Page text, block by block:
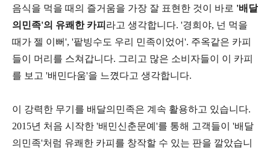
음식을 먹을 때의 즐거움을 가장 잘 표현한 것이 바로 '배달
의민족'의 유쾌한 카피 라고 생각합니다. '경희야, 넌 먹을
때가 젤 이뻐', '팥빙수도 우리 민족이었어'. 주옥같은 카피
들이 머리를 스쳐갑니다. 그리고 많은 소비자들이 이 카피
를 보고 '배민다움'을 느꼈다고 생각합니다.
이 강력한 무기를 배달의민족은 계속 활용하고 있습니다.
2015년 처음 시작한 '배민신춘문예'를 통해 고객들이 '배달
의민족'처럼 유쾌한 카피를 창작할 수 있는 판을 깔았습니